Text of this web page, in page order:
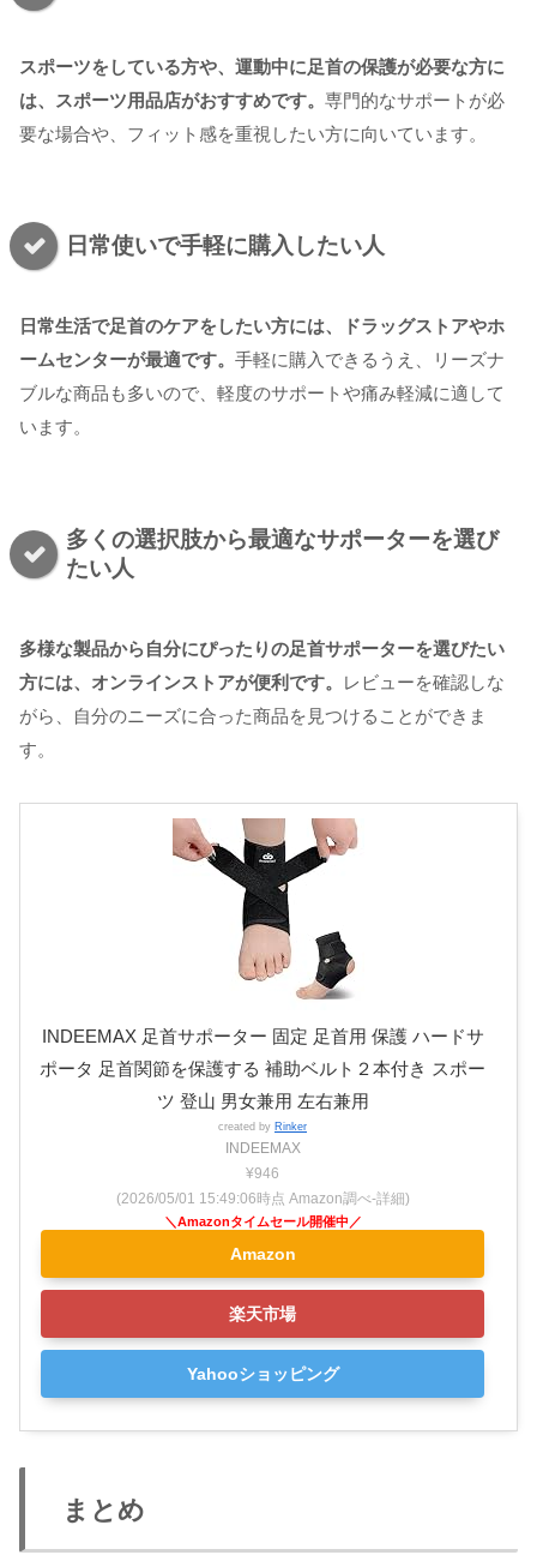
スポーツをしている方や、運動中に足首の保護が必要な方に
は、スポーツ用品店がおすすめです。 専門的なサポートが必
要な場合や、フィット感を重視したい方に向いています。
日常使いで手軽に購入したい人
日常生活で足首のケアをしたい方には、ドラッグストアやホ
ームセンターが最適です。 手軽に購入できるうえ、リーズナ
ブルな商品も多いので、軽度のサポートや痛み軽減に適して
います。
多くの選択肢から最適なサポーターを選び
たい人
多様な製品から自分にぴったりの足首サポーターを選びたい
方には、オンラインストアが便利です。
レビューを確認しな
がら、自分のニーズに合った商品を見つけることができま
す。
INDEEMAX 足首サポーター 固定 足首用 保護 ハードサ
ポータ 足首関節を保護する 補助ベルト２本付き スポー
ツ 登山 男女兼用 左右兼用
created by Rinker
INDEEMAX
¥946
(2026/05/01 15:49:06時点 Amazon調べ-詳細)
Amazon
楽天市場
Yahooショッピング
まとめ